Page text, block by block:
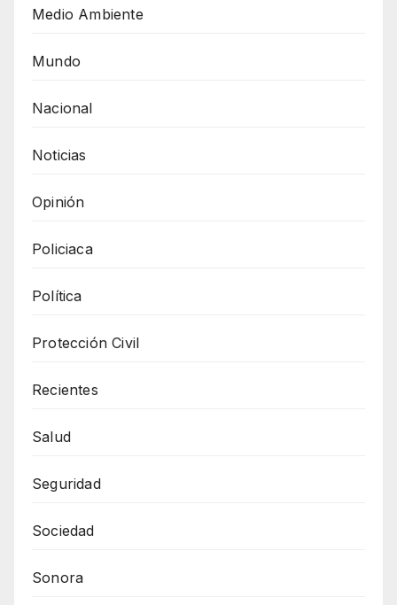
Medio Ambiente
Mundo
Nacional
Noticias
Opinión
Policiaca
Política
Protección Civil
Recientes
Salud
Seguridad
Sociedad
Sonora